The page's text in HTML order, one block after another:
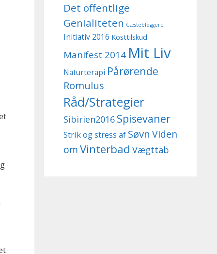
Det offentlige
Genialiteten Gæstebloggere
Initiativ 2016 Kosttilskud
Manifest 2014 Mit Liv
Naturterapi Pårørende
Romulus
Råd/Strategier
Sibirien2016 Spisevaner
Strik og stress af Søvn Viden
omVinterbad Vægttab